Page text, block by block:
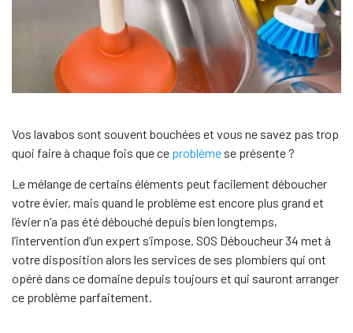
Vos lavabos sont souvent bouchées et vous ne savez pas trop
quoi faire à chaque fois que ce problème se présente ?
Le mélange de certains éléments peut facilement déboucher
votre évier, mais quand le problème est encore plus grand et
l’évier n’a pas été débouché depuis bien longtemps,
l’intervention d’un expert s’impose. SOS Déboucheur 34 met à
votre disposition alors les services de ses plombiers qui ont
opéré dans ce domaine depuis toujours et qui sauront arranger
ce problème parfaitement.